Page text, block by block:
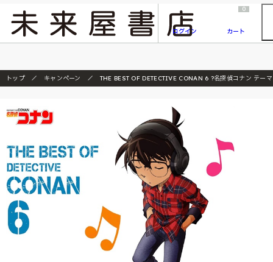
『ONE PIECE magazine 021 ONE PIECEカード付き同梱版』発売延期のご案内
ログイン
0
カート
トップ キャンペーン THE BEST OF DETECTIVE CONAN 6 ?名探偵コナン テー